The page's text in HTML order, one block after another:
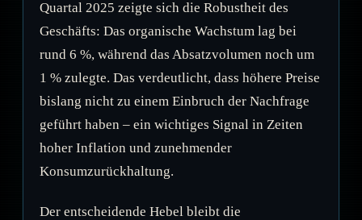
Quartal 2025 zeigte sich die Robustheit des
Geschäfts: Das organische Wachstum lag bei
rund 6 %, während das Absatzvolumen noch um
1 % zulegte. Das verdeutlicht, dass höhere Preise
bislang nicht zu einem Einbruch der Nachfrage
geführt haben – ein wichtiges Signal in Zeiten
hoher Inflation und zunehmender
Konsumzurückhaltung.
Der entscheidende Hebel bleibt die